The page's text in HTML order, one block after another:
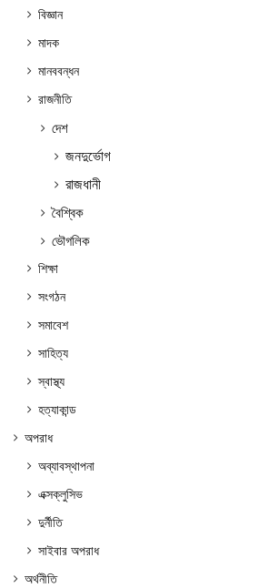
বিজ্ঞান
মাদক
মানববন্ধন
রাজনীতি
দেশ
জনদুর্ভোগ
রাজধানী
বৈশ্বিক
ভৌগলিক
শিক্ষা
সংগঠন
সমাবেশ
সাহিত্য
স্বাস্থ্য
হত্যাকান্ড
অপরাধ
অব্যাবস্থাপনা
এক্সক্লুসিভ
দুর্নীতি
সাইবার অপরাধ
অর্থনীতি